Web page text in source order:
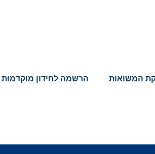
המשואות הרשמה לחידון